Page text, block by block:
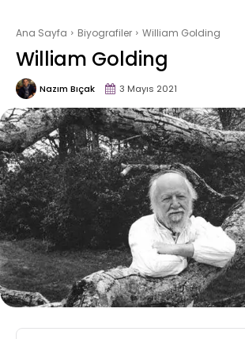
Ana Sayfa Biyografiler William Golding
William Golding
Nazım Bıçak 3 Mayıs 2021